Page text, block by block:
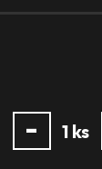
- 1 ks